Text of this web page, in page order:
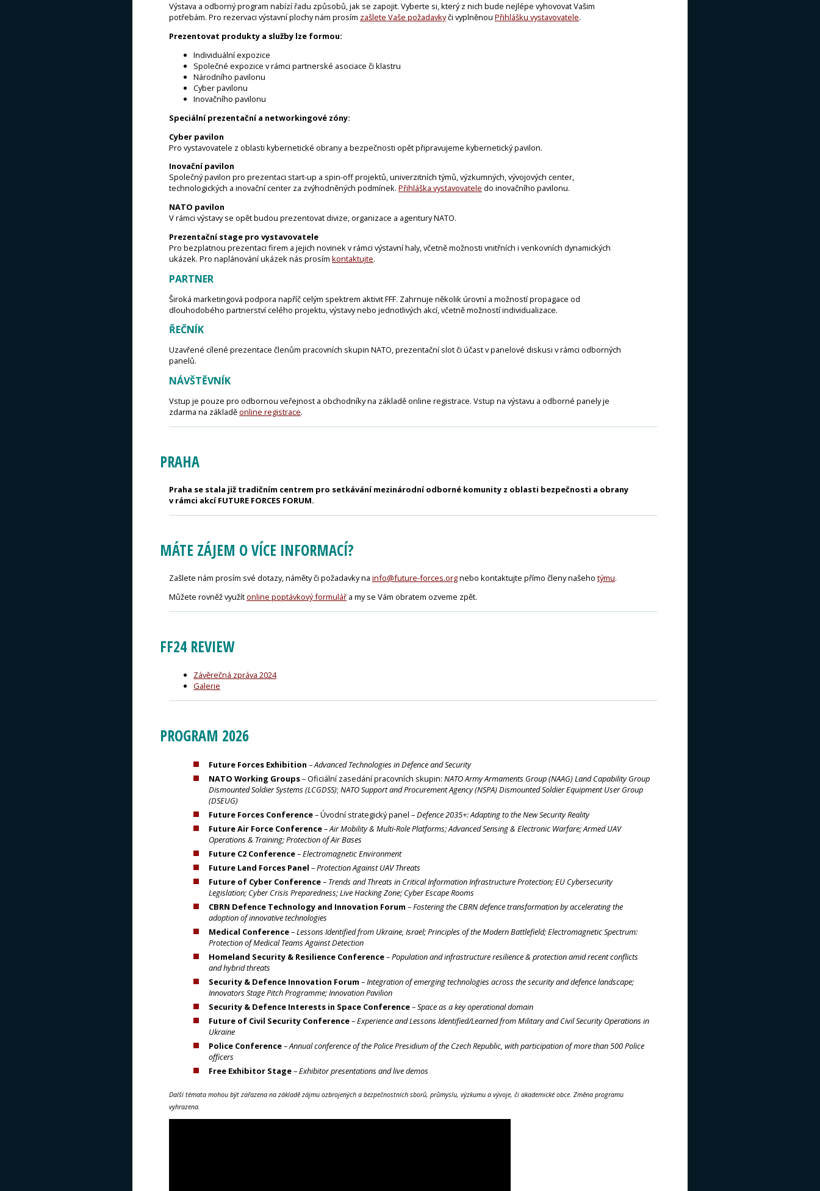
Výstava a odborný program nabízí řadu způsobů, jak se zapojit. Vyberte si, který z nich bude nejlépe vyhovovat Vašim
potřebám. Pro rezervaci výstavní plochy nám prosím zašlete Vaše požadavkyči vyplněnou Přihlášku vystavovatele.
Prezentovat produkty a služby lze formou:
Individuální expozice
Společné expozice v rámci partnerské asociace či klastru
Národního pavilonu
Cyber pavilonu
Inovačního pavilonu
Speciální prezentační a networkingové zóny:
Cyber pavilon
Pro vystavovatele z oblasti kybernetické obrany a bezpečnosti opět připravujeme kybernetický pavilon.
Inovační pavilon
Společný pavilon pro prezentaci start-up a spin-off projektů, univerzitních týmů, výzkumných, vývojových center,
technologických a inovační center za zvýhodněných podmínek. Přihláška vystavovatele do inovačního pavilonu.
NATO pavilon
V rámci výstavy se opět budou prezentovat divize, organizace a agentury NATO.
Prezentační stage pro vystavovatele
Pro bezplatnou prezentaci firem a jejich novinek v rámci výstavní haly, včetně možnosti vnitřních i venkovních dynamických
ukázek. Pro naplánování ukázek nás prosím kontaktujte.
PARTNER
Široká marketingová podpora napříč celým spektrem aktivit FFF. Zahrnuje několik úrovní a možností propagace od
dlouhodobého partnerství celého projektu, výstavy nebo jednotlivých akcí, včetně možností individualizace.
ŘEČNÍK
Uzavřené cílené prezentace členům pracovních skupin NATO, prezentační slot či účast v panelové diskusi v rámci odborných
panelů.
NÁVŠTĚVNÍK
Vstup je pouze pro odbornou veřejnost a obchodníky na základě online registrace. Vstup na výstavu a odborné panely je
zdarma na základěonline registrace.
PRAHA
Praha se stala již tradičním centrem pro setkávání mezinárodní odborné komunity z oblasti bezpečnosti a obrany
v rámci akcí FUTURE FORCES FORUM.
MÁTE ZÁJEM O VÍCE INFORMACÍ?
Zašlete nám prosím své dotazy, náměty či požadavky na info@future-forces.orgnebo kontaktujte přímo členy našeho týmu.
Můžete rovněž využítonline poptávkový formulář a my se Vám obratem ozveme zpět.
FF24 REVIEW
Závěrečná zpráva 2024
Galerie
PROGRAM 2026
Future Forces Exhibition –Advanced Technologies in Defence and Security
NATO Working Groups– Oficiální zasedání pracovních skupin: NATO Army Armaments Group (NAAG) Land Capability Group
Dismounted Soldier Systems (LCGDSS); NATO Support and Procurement Agency (NSPA) Dismounted Soldier Equipment User Group
(DSEUG)
Future Forces Conference– Úvodní strategický panel –Defence 2035+: Adapting to the New Security Reality
Future Air Force Conference–Air Mobility & Multi-Role Platforms; Advanced Sensing & Electronic Warfare; Armed UAV
Operations & Training; Protection of Air Bases
Future C2 Conference–Electromagnetic Environment
Future Land Forces Panel –Protection Against UAV Threats
Future of Cyber Conference– Trends and Threats in Critical Information Infrastructure Protection; EU Cybersecurity
Legislation; Cyber Crisis Preparedness; Live Hacking Zone; Cyber Escape Rooms
CBRN Defence Technology and Innovation Forum –Fostering the CBRN defence transformation by accelerating the
adoption of innovative technologies
Medical Conference–Lessons Identified from Ukraine, Israel; Principles of the Modern Battlefield; Electromagnetic Spectrum:
Protection of Medical Teams Against Detection
Homeland Security & Resilience Conference–Population and infrastructure resilience & protection amid recent conflicts
and hybrid threats
Security & Defence Innovation Forum –Integration of emerging technologies across the security and defence landscape;
Innovators Stage Pitch Programme; Innovation Pavilion
Security & Defence Interests in Space Conference–Space as a key operational domain
Future of Civil Security Conference–Experience and Lessons Identified/Learned from Military and Civil Security Operations in
Ukraine
Police Conference–Annual conference of the Police Presidium of the Czech Republic, with participation of more than 500 Police
officers
Free Exhibitor Stage–Exhibitor presentations and live demos
Další témata mohou být zařazena na základě zájmu ozbrojených a bezpečnostních sborů, průmyslu, výzkumu a vývoje, či akademické obce. Změna programu
vyhrazena.